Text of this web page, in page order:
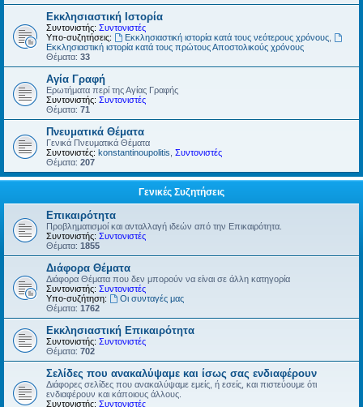
Εκκλησιαστική Ιστορία
Συντονιστής: Συντονιστές
Υπο-συζητήσεις:
Εκκλησιαστική ιστορία κατά τους νεότερους χρόνους,
Εκκλησιαστική ιστορία κατά τους πρώτους Αποστολικούς χρόνους
Θέματα: 33
Αγία Γραφή
Ερωτήματα περί της Αγίας Γραφής
Συντονιστής: Συντονιστές
Θέματα: 71
Πνευματικά Θέματα
Γενικά Πνευματικά Θέματα
Συντονιστές: konstantinoupolitis Συντονιστές
Θέματα: 207
Γενικές Συζητήσεις
Επικαιρότητα
Προβληματισμοί και ανταλλαγή ιδεών από την Επικαιρότητα.
Συντονιστής: Συντονιστές
Θέματα: 1855
Διάφορα Θέματα
Διάφορα Θέματα που δεν μπορούν να είναι σε άλλη κατηγορία
Συντονιστής: Συντονιστές
Υπο-συζήτηση:
Οι συνταγές μας
Θέματα: 1762
Εκκλησιαστική Επικαιρότητα
Συντονιστής: Συντονιστές
Θέματα: 702
Σελίδες που ανακαλύψαμε και ίσως σας ενδιαφέρουν
Διάφορες σελίδες που ανακαλύψαμε εμείς, ή εσείς, και πιστεύουμε ότι
ενδιαφέρουν και κάποιους άλλους.
Συντονιστής: Συντονιστές